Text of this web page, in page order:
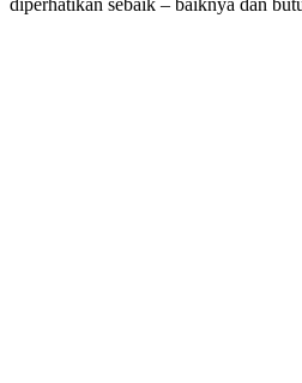
diperhatikan sebaik – baiknya dan